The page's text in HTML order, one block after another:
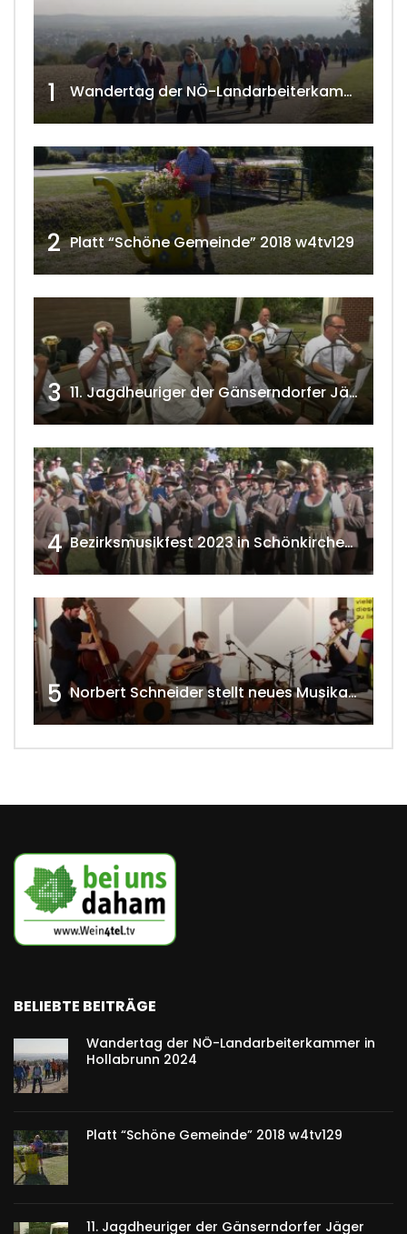
1 Wandertag der NÖ-Landarbeiterkammer in Hollabrunn 2024
2 Platt “Schöne Gemeinde” 2018 w4tv129
3 11. Jagdheuriger der Gänserndorfer Jäger 2020 w4tv166
4 Bezirksmusikfest 2023 in Schönkirchen-Reyersdorf
5 Norbert Schneider stellt neues Musikalbum vor 2020 w4tv168
BELIEBTE BEITRÄGE
Wandertag der NÖ-Landarbeiterkammer in
Hollabrunn 2024
Platt “Schöne Gemeinde” 2018 w4tv129
11. Jagdheuriger der Gänserndorfer Jäger